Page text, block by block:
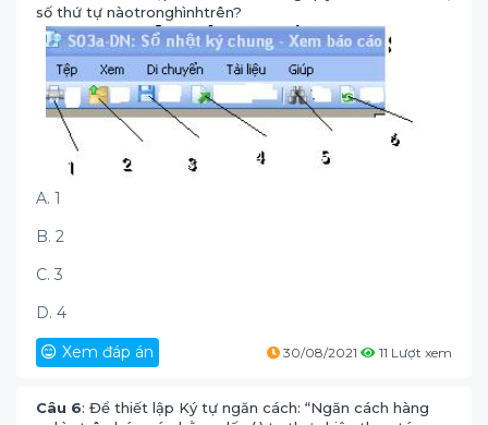
số thứ tự nàotronghìnhtrên?
A. 1
B. 2
C. 3
D. 4
Xem đáp án
30/08/2021 11 Lượt xem
Câu 6: Để thiết lập Ký tự ngăn cách: “Ngăn cách hàng